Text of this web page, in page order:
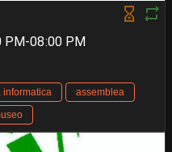
PM-08:00 PM
informatica
assemblea